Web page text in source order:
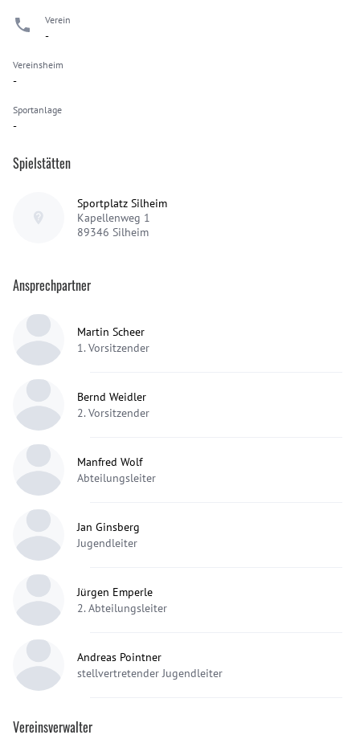
Verein
-
Vereinsheim
-
Sportanlage
-
Spielstätten
Sportplatz Silheim
Kapellenweg 1
89346 Silheim
Ansprechpartner
Martin Scheer
1. Vorsitzender
Bernd Weidler
2. Vorsitzender
Manfred Wolf
Abteilungsleiter
Jan Ginsberg
Jugendleiter
Jürgen Emperle
2. Abteilungsleiter
Andreas Pointner
stellvertretender Jugendleiter
Vereinsverwalter